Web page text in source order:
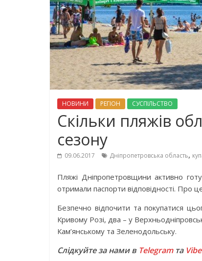
НОВИНИ РЕГІОН СУСПІЛЬСТВО
Скільки пляжів
сезону
09.06.2017 Дніпропетровська область,
Пляжі Дніпропетровщини активно
отримали паспорти відповідності. Про
Безпечно відпочити та покупатися
Кривому Розі, два – у
Кам’янському та Зеленодольську.
Слідкуйте за нами в Telegramта